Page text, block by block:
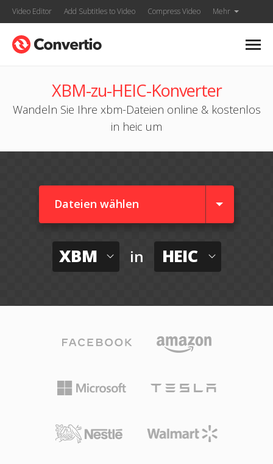
Video Editor Add Subtitles to Video Compress Video Mehr
XBM-zu-HEIC-Konverter
Wandeln Sie Ihre xbm-Dateien online & kostenlos
in heic um
Dateien wählen
XBM in HEIC